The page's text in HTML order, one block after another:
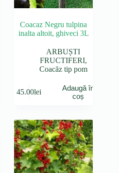
Coacaz Negru tulpina
inalta altoit, ghiveci 3L
ARBUȘTI
FRUCTIFERI,
Coacăz tip pom
45.00lei
Adaugă în
coș